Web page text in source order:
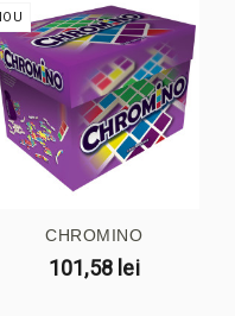
CHROMINO
101,58 lei